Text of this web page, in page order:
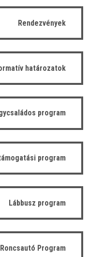
Rendezvények
határozatok
program
program
Lábbusz program
Program